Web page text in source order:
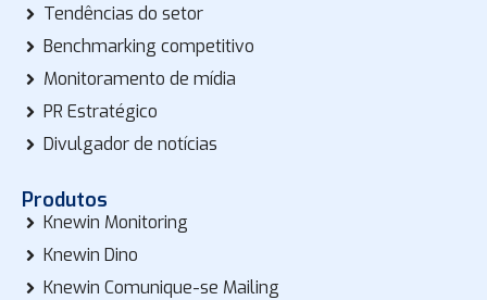
Tendências do setor
Benchmarking competitivo
Monitoramento de mídia
PR Estratégico
Divulgador de notícias
Produtos
Knewin Monitoring
Knewin Dino
Knewin Comunique-se Mailing